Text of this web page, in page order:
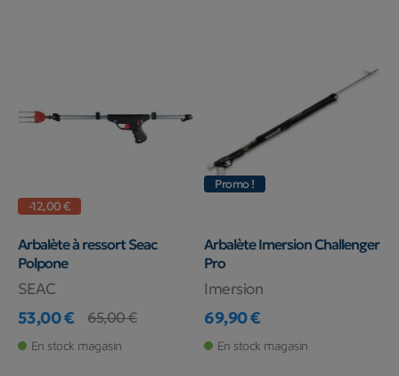
-12,00 €
Arbalète à ressort Seac
Polpone
SEAC
Prix
53,00 €
Prix de base
65,00 €
En stock magasin
Promo !
Arbalète Imersion Challenger
Pro
Imersion
Prix
69,90 €
En stock magasin